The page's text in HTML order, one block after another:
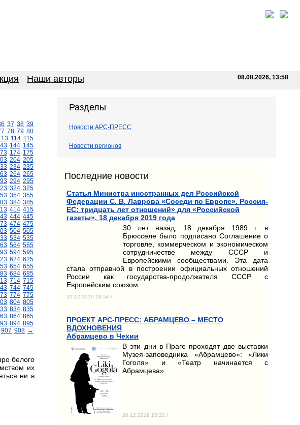
Наши авторы 08.08.2026, 13:58
37 38 39
78 79 80
114 115
144 145
174 175
204 205
234 235
264 265
294 295
324 325
354 355
384 385
414 415
444 445
474 475
504 505
534 535
564 565
594 595
624 625
654 655
684 685
714 715
744 745
774 775
804 805
834 835
864 865
894 895
907 908 →
белого
их
ни в
Разделы
Новости АРС-ПРЕСС
Новости регионов
Последние новости
Статья Министра иностранных дел Российской
Федерации С. В. Лаврова «Соседи по Европе». Россия-
ЕС: тридцать лет отношений» для «Российской
газеты», 18 декабря 2019 года
30 лет назад, 18 декабря 1989 г. в
Брюсселе было подписано Соглашение о
торговле, коммерческом и экономическом
сотрудничестве между СССР и
Европейскими сообществами. Эта дата
стала отправной в построении официальных отношений
России как государства-продолжателя СССР с
Европейским союзом.
20.12.2019 23:54 /
ПРОЕКТ АРС-ПРЕСС: АБРАМЦЕВО – МЕСТО
ВДОХНОВЕНИЯ
Абрамцево в Чехии
В эти дни в Праге проходят две выставки
Музея-заповедника «Абрамцево»: «Лики
Гоголя» и «Театр начинается с
Абрамцева».
20.12.2019 23:22 /